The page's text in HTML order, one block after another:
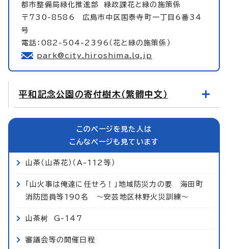
都市整備局緑化推進部緑政課花と緑の施策係
〒730-8586 広島市中区国泰寺町一丁目6番34
号
電話：082-504-2396（花と緑の施策係）
park@city.hiroshima.lg.jp
平和記念公園の寄付樹木（繁體中文）
このページを見た人は
こんなページも見ています
山茶（山茶花）（A-112等）
「山火事は俺達に任せろ！」地域防災力の要 海田町
消防団員等190名 ～安芸地区林野火災訓練～
山茶树 G-147
審議会等の開催日程